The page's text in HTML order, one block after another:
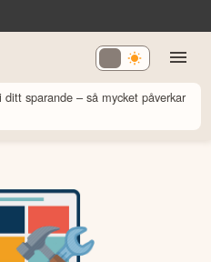
sparande – så mycket påverkar